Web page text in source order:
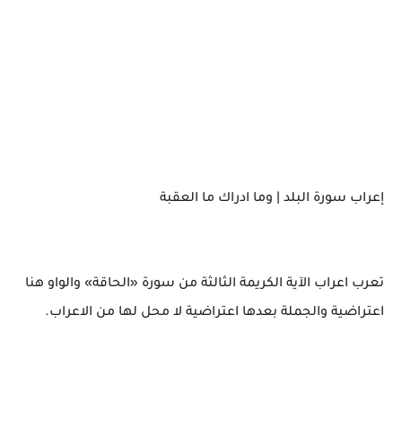
إعراب سورة البلد | وما ادراك ما العقبة
تعرب اعراب الآية الكريمة الثالثة من سورة «الحاقة» والواو هنا
اعتراضية والجملة بعدها اعتراضية لا محل لها من الاعراب.